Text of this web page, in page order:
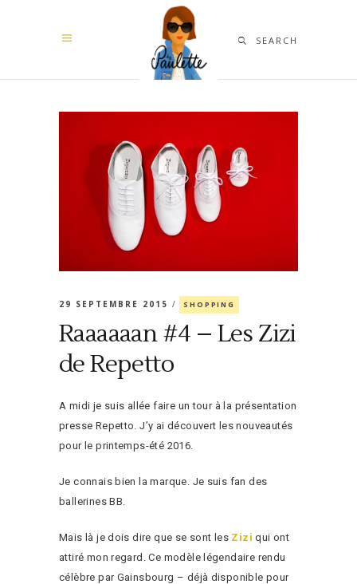
SEARCH
29 SEPTEMBRE 2015 SHOPPING
Raaaaaan #4 – Les Zizi
de Repetto
A midi je suis allée faire un tour à la présentation
presse Repetto. J’y ai découvert les nouveautés
pour le printemps-été 2016.
Je connais bien la marque. Je suis fan des
ballerines BB.
Mais là je dois dire que se sont les Zizi qui ont
attiré mon regard. Ce modèle légendaire rendu
célèbre par Gainsbourg – déjà disponible pour